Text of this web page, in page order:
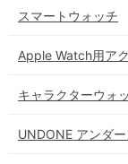
スマートウォッチ
Apple Watch用ア
キャラクターウォ
UNDONE アンダー